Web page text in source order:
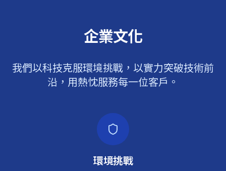
企業文化
我們以科技克服環境挑戰，以實力突破技術前
沿，用熱忱服務每一位客戶。
環境挑戰